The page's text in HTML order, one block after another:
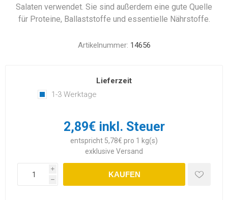
Salaten verwendet. Sie sind außerdem eine gute Quelle
für Proteine, Ballaststoffe und essentielle Nährstoffe.
Artikelnummer: 14656
Lieferzeit
1-3 Werktage
2,89€ inkl. Steuer
entspricht 5,78€ pro 1 kg(s)
exklusive Versand
i
h
KAUFEN